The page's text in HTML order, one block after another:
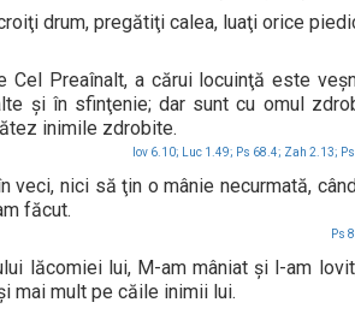
drum, pregătiţi calea, luaţi orice
Cel Preaînalt, a cărui locuinţă este
şi în sfinţenie; dar sunt cu omul
inimile zdrobite.
Iov 6.10; Luc 1.49; Ps 68.4; Zah 2.13;
veci, nici să ţin o mânie necurmată,
făcut.
Ps
lăcomiei lui, M-am mâniat şi l-am
mai mult pe căile inimii lui.